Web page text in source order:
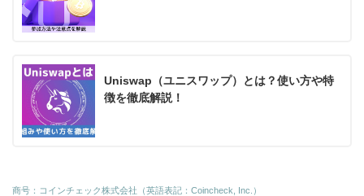
Uniswap（ユニスワップ）とは？使い方や特
徴を徹底解説！
商号：コインチェック株式会社（英語表記：Coincheck, Inc.）